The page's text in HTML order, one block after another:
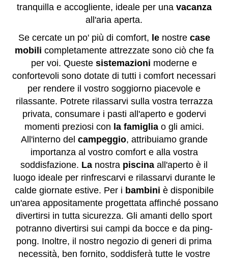
tranquilla e accogliente, ideale per una vacanza
all'aria aperta.
Se cercate un po' più di comfort, lenostre case
mobili completamente attrezzate sono ciò che fa
per voi. Queste sistemazioni moderne e
confortevoli sono dotate di tutti i comfort necessari
per rendere il vostro soggiorno piacevole e
rilassante. Potrete rilassarvi sulla vostra terrazza
privata, consumare i pasti all'aperto e godervi
momenti preziosi con la famigliao gli amici.
All'interno del campeggio, attribuiamo grande
importanza al vostro comfort e alla vostra
soddisfazione. La nostra piscina all'aperto è il
luogo ideale per rinfrescarvi e rilassarvi durante le
calde giornate estive. Per i bambini è disponibile
un'area appositamente progettata affinché possano
divertirsi in tutta sicurezza. Gli amanti dello sport
potranno divertirsi sui campi da bocce e da ping-
pong. Inoltre, il nostro negozio di generi di prima
necessità, ben fornito, soddisferà tutte le vostre